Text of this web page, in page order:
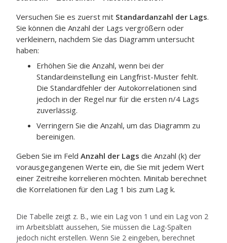
Versuchen Sie es zuerst mit Standardanzahl der Lags.
Sie können die Anzahl der Lags vergrößern oder
verkleinern, nachdem Sie das Diagramm untersucht
haben:
Erhöhen Sie die Anzahl, wenn bei der
Standardeinstellung ein Langfrist-Muster fehlt.
Die Standardfehler der Autokorrelationen sind
jedoch in der Regel nur für die ersten n/4 Lags
zuverlässig.
Verringern Sie die Anzahl, um das Diagramm zu
bereinigen.
Geben Sie im Feld Anzahl der Lags die Anzahl (k) der
vorausgegangenen Werte ein, die Sie mit jedem Wert
einer Zeitreihe korrelieren möchten. Minitab berechnet
die Korrelationen für den Lag 1 bis zum Lag k.
Die Tabelle zeigt z. B., wie ein Lag von 1 und ein Lag von 2
im Arbeitsblatt aussehen, Sie müssen die Lag-Spalten
jedoch nicht erstellen. Wenn Sie 2 eingeben, berechnet